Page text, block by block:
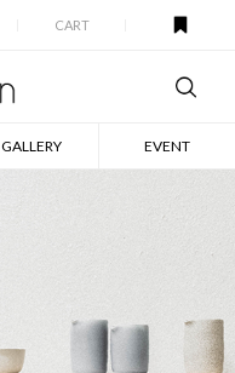
CART
GALLERY EVENT